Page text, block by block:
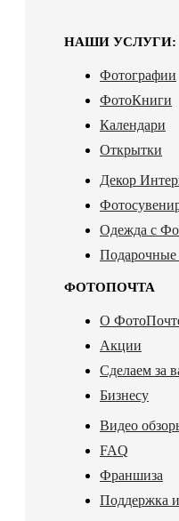
НАШИ УСЛУГИ:
Фотографии
ФотоКниги
Календари
Открытки
Декор
Одежда с
Подарочные
ФОТОПОЧТА
О
Акции
Сделаем за
Бизнесу
Видео
FAQ
Франшиза
Поддержка